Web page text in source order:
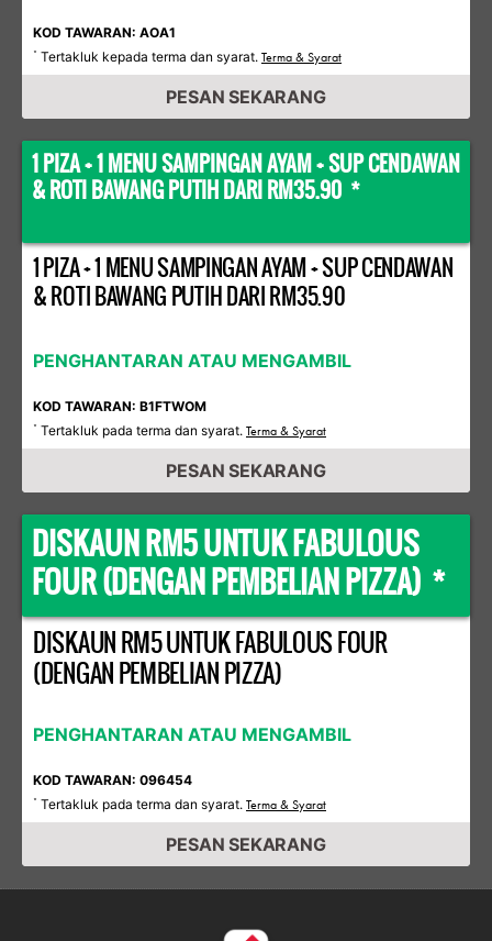
KOD TAWARAN: AOA1
* Tertakluk kepada terma dan syarat. Terma & Syarat
PESAN SEKARANG
1 PIZA + 1 MENU SAMPINGAN AYAM + SUP CENDAWAN
& ROTI BAWANG PUTIH DARI RM35.90 *
1 PIZA + 1 MENU SAMPINGAN AYAM + SUP CENDAWAN
& ROTI BAWANG PUTIH DARI RM35.90
PENGHANTARAN ATAU MENGAMBIL
KOD TAWARAN: B1FTWOM
* Tertakluk pada terma dan syarat. Terma & Syarat
PESAN SEKARANG
DISKAUN RM5 UNTUK FABULOUS
FOUR (DENGAN PEMBELIAN PIZZA) *
DISKAUN RM5 UNTUK FABULOUS FOUR
(DENGAN PEMBELIAN PIZZA)
PENGHANTARAN ATAU MENGAMBIL
KOD TAWARAN: 096454
* Tertakluk pada terma dan syarat. Terma & Syarat
PESAN SEKARANG